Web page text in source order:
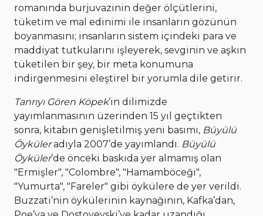
romanında burjuvazinin değer ölçütlerini,
tüketim ve mal edinimi ile insanların gözünün
boyanmasını; insanların sistem içindeki para ve
maddiyat tutkularını işleyerek, sevginin ve aşkın
tüketilen bir şey, bir meta konumuna
indirgenmesini eleştirel bir yorumla dile getirir.
Tanrıyı Gören Köpek’in dilimizde
yayımlanmasının üzerinden 15 yıl geçtikten
sonra, kitabın genişletilmiş yeni basımı, Büyülü
Öyküleradıyla 2007’de yayımlandı. Büyülü
Öyküler’de önceki baskıda yer almamış olan
"Ermişler", "Colombre", "Hamamböceği",
"Yumurta", "Fareler" gibi öykülere de yer verildi.
Buzzati’nin öykülerinin kaynağının, Kafka’dan,